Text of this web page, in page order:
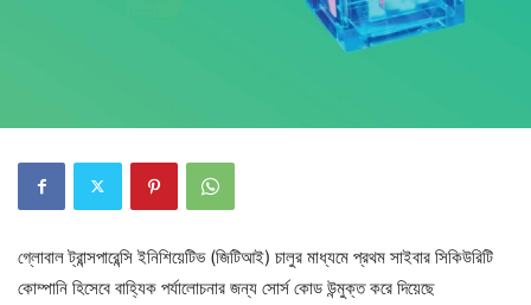
গ্লোবাল ট্রান্সপারেন্সি ইনিশিয়েটিভ (জিটিআই) চালুর মাধ্যমে প্রথম সাইবার সিকিউরিটি
কোম্পানি হিসেবে বাহ্যিক পর্যালোচনার জন্য সোর্স কোড উন্মুক্ত করে দিয়েছে